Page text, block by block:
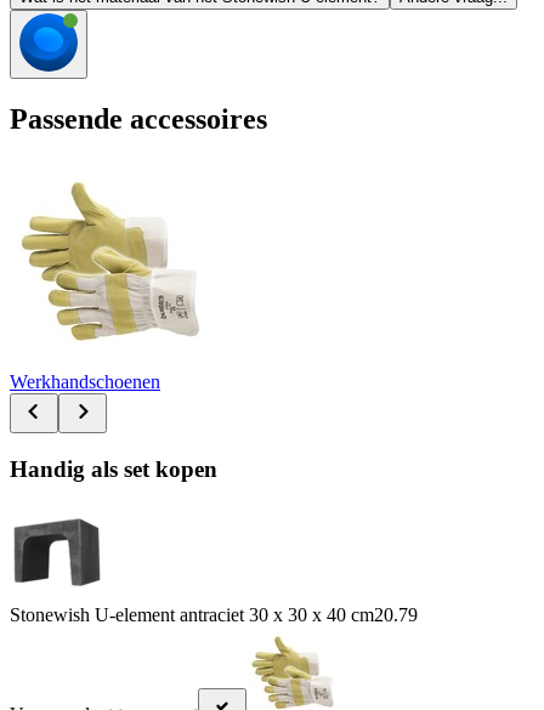
Passende accessoires
Werkhandschoenen
Handig als set kopen
Stonewish U-element antraciet 30 x 30 x 40 cm20.79